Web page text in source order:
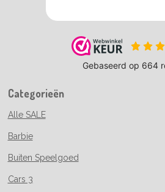
Categorieën
Alle SALE
Barbie
Buiten Speelgoed
Cars 3